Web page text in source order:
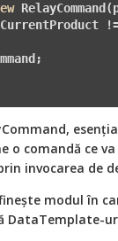
o comandă ce
invocarea de
modul în
DataTemplate-